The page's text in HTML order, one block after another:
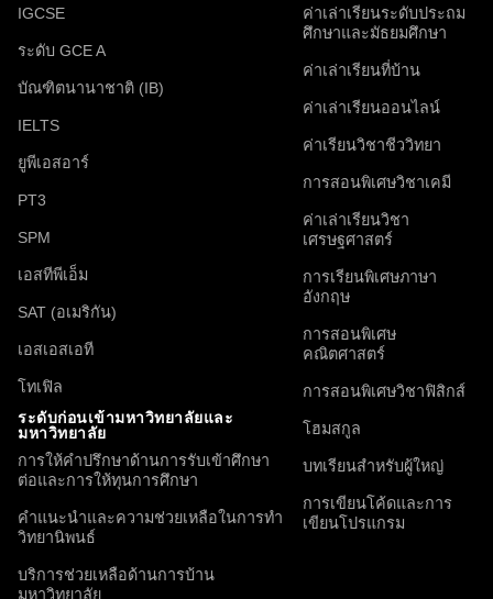
IGCSE
ระดับ GCE A
บัณฑิตนานาชาติ (IB)
IELTS
ยูพีเอสอาร์
PT3
SPM
เอสทีพีเอ็ม
SAT (อเมริกัน)
เอสเอสเอที
โทเฟิล
ระดับก่อนเข้ามหาวิทยาลัยและ
มหาวิทยาลัย
การให้คำปรึกษาด้านการรับเข้าศึกษา
ต่อและการให้ทุนการศึกษา
คำแนะนำและความช่วยเหลือในการทำ
วิทยานิพนธ์
บริการช่วยเหลือด้านการบ้าน
มหาวิทยาลัย
ค่าเล่าเรียนระดับประถม
ศึกษาและมัธยมศึกษา
ค่าเล่าเรียนที่บ้าน
ค่าเล่าเรียนออนไลน์
ค่าเรียนวิชาชีววิทยา
การสอนพิเศษวิชาเคมี
ค่าเล่าเรียนวิชา
เศรษฐศาสตร์
การเรียนพิเศษภาษา
อังกฤษ
การสอนพิเศษ
คณิตศาสตร์
การสอนพิเศษวิชาฟิสิกส์
โฮมสกูล
บทเรียนสำหรับผู้ใหญ่
การเขียนโค้ดและการ
เขียนโปรแกรม